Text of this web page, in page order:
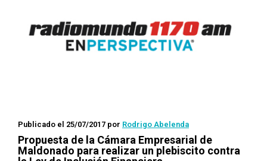
Publicado el 25/07/2017 por Rodrigo Abelenda
Propuesta de la Cámara Empresarial de
Maldonado para realizar un plebiscito contra